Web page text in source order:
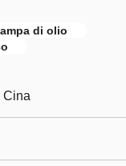
di olio
Cina